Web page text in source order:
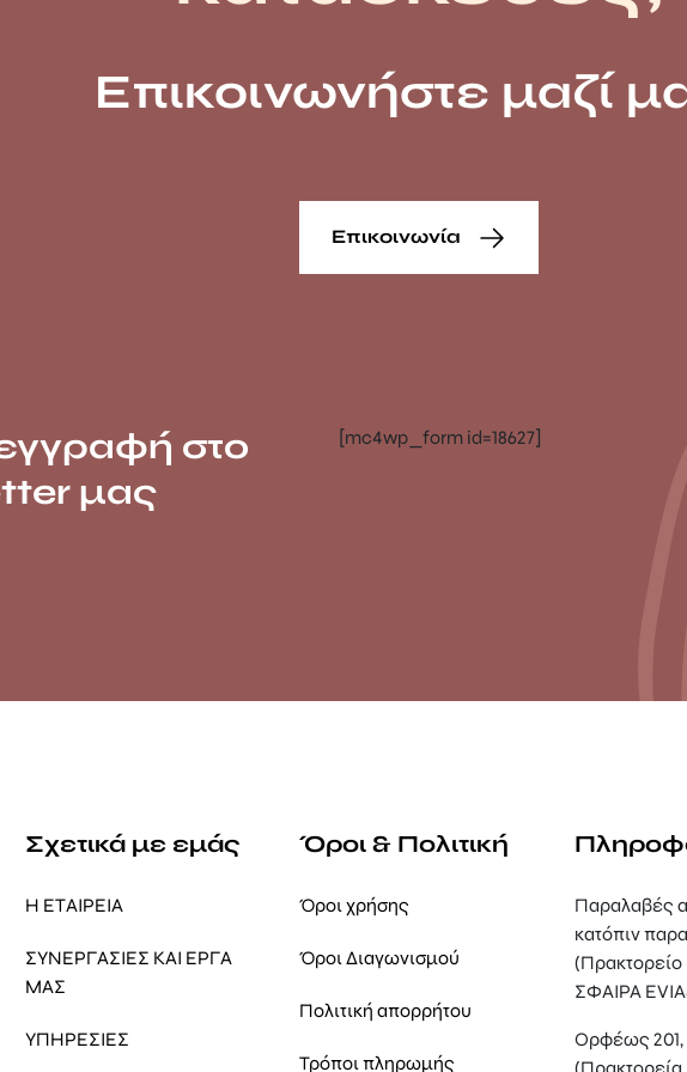
Επικοινωνήστε μαζί
Επικοινωνία
στο
μας
[mc4wp_form id=18627]
Σχετικά με εμάς
Η ΕΤΑΙΡΕΙΑ
ΣΥΝΕΡΓΑΣΙΕΣ ΚΑΙ ΕΡΓΑ
ΜΑΣ
ΥΠΗΡΕΣΙΕΣ
Όροι & Πολιτική
Όροι χρήσης
Όροι Διαγωνισμού
Πολιτική απορρήτου
Τρόποι πληρωμής
Παραλαβές
κατόπιν
ΣΦΑΙΡΑ
Ορφέως